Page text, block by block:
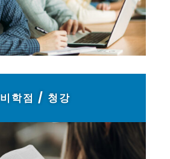
비학점 / 청강